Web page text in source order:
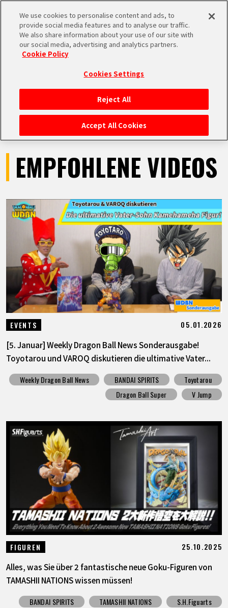
MEN
STARTSEITE
NEUES
HIGHLIGHTS
VIDEOS
SPECIALS
INFOS
LANGUAGE
JP
VIDEOS
EMPFOHLENE VIDEOS
EVENTS 05.01.2026
[5. Januar] Weekly Dragon Ball News Sonderausgabe!
Toyotarou und VAROQ diskutieren die ultimative Vater...
Weekly Dragon Ball News BANDAI SPIRITS
Toyotarou
Dragon Ball Super
V Jump
FIGUREN 25.10.2025
Alles, was Sie über 2 fantastische neue Goku-Figuren von
TAMASHII NATIONS wissen müssen!
BANDAI SPIRITS TAMASHII NATIONS S.H.Figuarts
We use cookies to personalise content and ads, to
provide social media features and to analyse our traffic.
We also share information about your use of our site with
our social media, advertising and analytics partners.
Cookie Policy
Cookies Settings
Reject All
Accept All Cookies